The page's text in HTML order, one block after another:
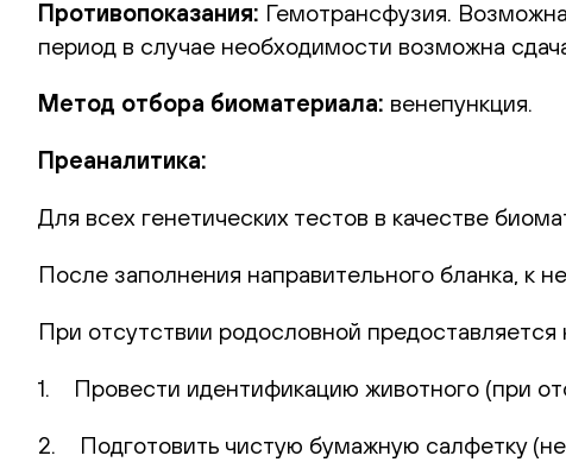
Противопоказания: Гемотрансфузия.
период в случае необходимости возможна
Метод отбора биоматериала: венепункция.
Преаналитика:
Для всех генетических тестов в качестве
После заполнения направительного бланка, к
При отсутствии родословной предоставляется
1. Провести идентификацию животного (при
2. Подготовить чистую бумажную салфетку